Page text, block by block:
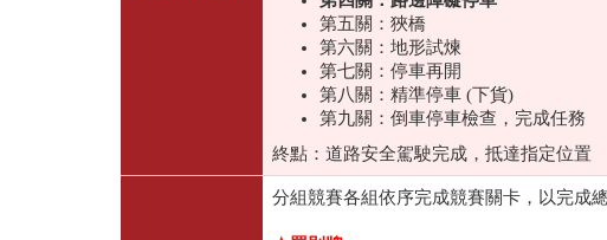
第五關：狹橋
第六關：地形試煉
第七關：停車再開
第八關：精準停車 (下貨)
第九關：倒車停車檢查，完成任務
終點：道路安全駕駛完成，抵達指定位置
分組競賽各組依序完成競賽關卡，以完成